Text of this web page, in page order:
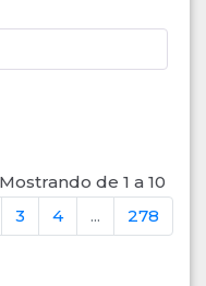
de 1 a 10
3 4 ... 278